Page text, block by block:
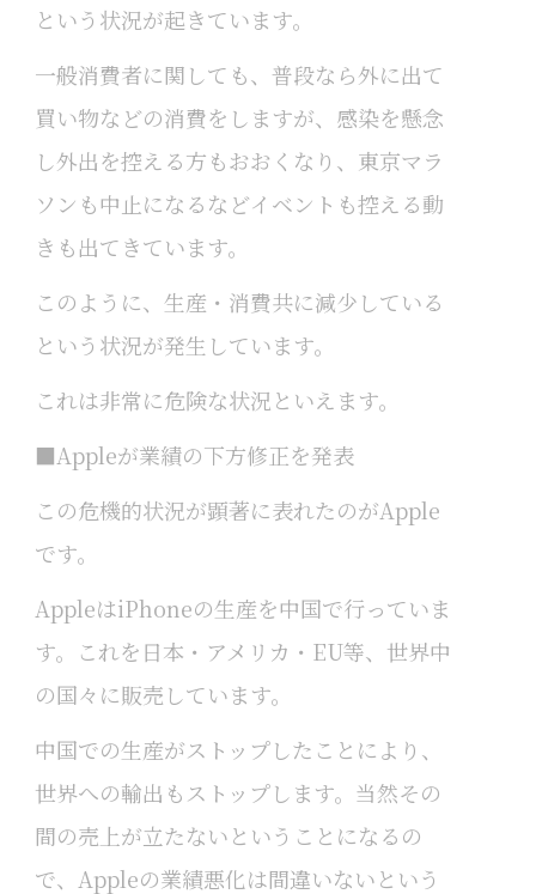
という状況が起きています。
一般消費者に関しても、普段なら外に出て
買い物などの消費をしますが、感染を懸念
し外出を控える方もおおくなり、東京マラ
ソンも中止になるなどイベントも控える動
きも出てきています。
このように、生産・消費共に減少している
という状況が発生しています。
これは非常に危険な状況といえます。
■Appleが業績の下方修正を発表
この危機的状況が顕著に表れたのがApple
です。
AppleはiPhoneの生産を中国で行っていま
す。これを日本・アメリカ・EU等、世界中
の国々に販売しています。
中国での生産がストップしたことにより、
世界への輸出もストップします。当然その
間の売上が立たないということになるの
で、Appleの業績悪化は間違いないという